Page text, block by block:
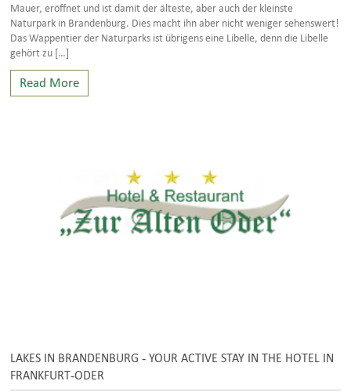
Mauer, eröffnet und ist damit der älteste, aber auch der kleinste
Naturpark in Brandenburg. Dies macht ihn aber nicht weniger sehenswert!
Das Wappentier der Naturparks ist übrigens eine Libelle, denn die Libelle
gehört zu […]
Read More
LAKES IN BRANDENBURG - YOUR ACTIVE STAY IN THE HOTEL IN
FRANKFURT-ODER